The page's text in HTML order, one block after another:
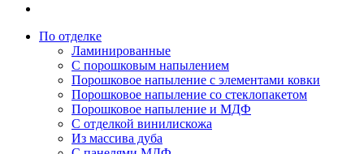
По отделке
Ламинированные
С порошковым напылением
Порошковое напыление с элементами ковки
Порошковое напыление со стеклопакетом
Порошковое напыление и МДФ
С отделкой винилискожа
Из массива дуба